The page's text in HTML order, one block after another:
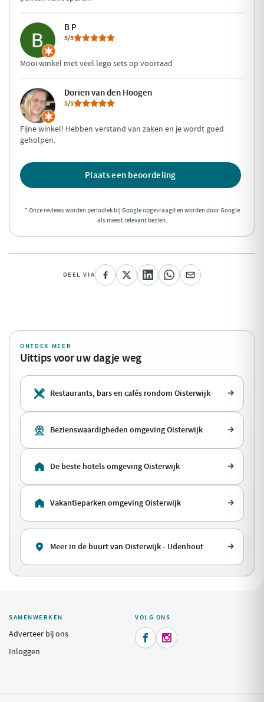
B P
5/5
Mooi winkel met veel lego sets op voorraad
Dorien van den Hoogen
5/5
Fijne winkel! Hebben verstand van zaken en je wordt goed
geholpen.
Plaats een beoordeling
* Onze reviews worden periodiek bij Google opgevraagd en worden door Google
als meest relevant bezien.
DEEL VIA
ONTDEK MEER
Uittips voor uw dagje weg
Restaurants, bars en cafés rondom Oisterwijk
Bezienswaardigheden omgeving Oisterwijk
De beste hotels omgeving Oisterwijk
Vakantieparken omgeving Oisterwijk
Meer in de buurt van Oisterwijk - Udenhout
SAMENWERKEN
Adverteer bij ons
Inloggen
VOLG ONS
 